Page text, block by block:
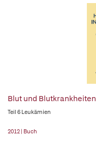
Blut und Blutkrankheiten
Teil 6 Leukämien
2012 | Buch